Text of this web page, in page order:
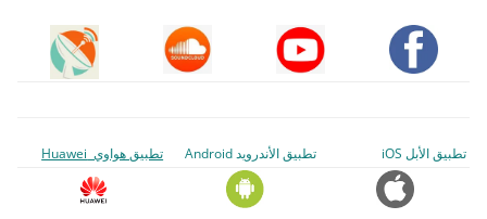
تطبيق الأبل iOS تطبيق الأندرويد Android تطبيق هواوي Huawei